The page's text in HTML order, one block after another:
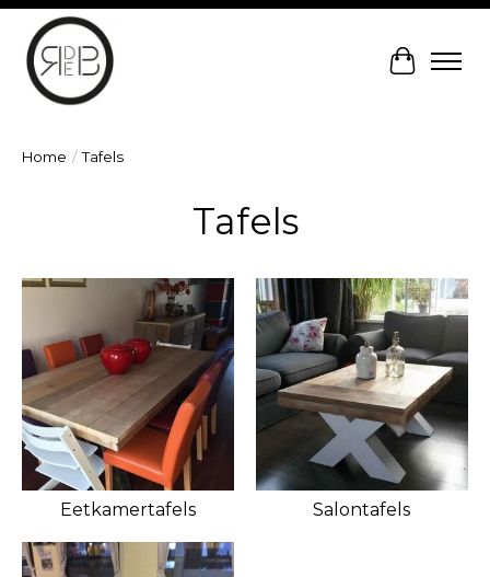
Home / Tafels
Tafels
Eetkamertafels Salontafels